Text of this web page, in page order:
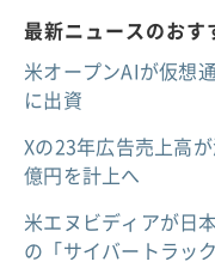
最新ニュースのおす
米オープンAIが仮想
に出資
Xの23年広告売上高
億円を計上へ
米エヌビディアが日
の「サイバートラッ